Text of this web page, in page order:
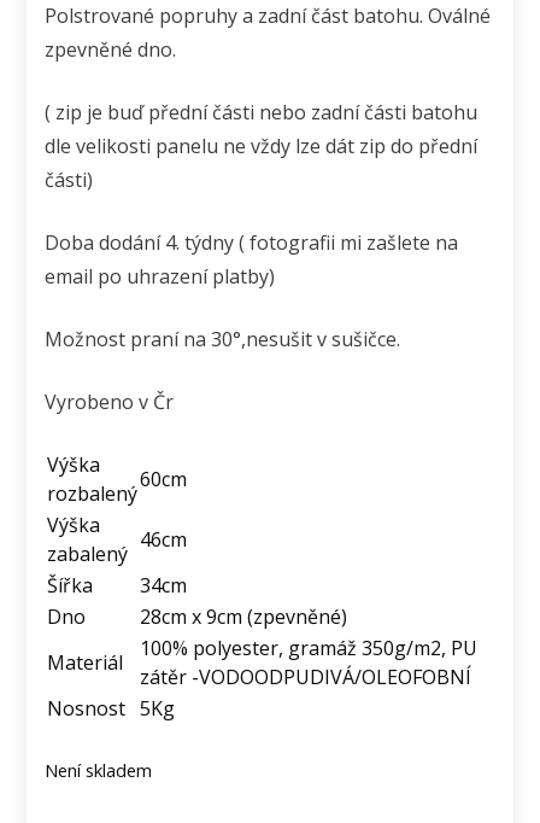
Polstrované popruhy a zadní část batohu. Oválné
zpevněné dno.
( zip je buď přední části nebo zadní části batohu
dle velikosti panelu ne vždy lze dát zip do přední
části)
Doba dodání 4. týdny ( fotografii mi zašlete na
email po uhrazení platby)
Možnost praní na 30°,nesušit v sušičce.
Vyrobeno v Čr
Výška
rozbalený
60cm
Výška
zabalený
46cm
Šířka
34cm
Dno
28cm x 9cm (zpevněné)
Materiál
100% polyester, gramáž 350g/m2, PU
zátěr -VODOODPUDIVÁ/OLEOFOBNÍ
Nosnost 5Kg
Není skladem